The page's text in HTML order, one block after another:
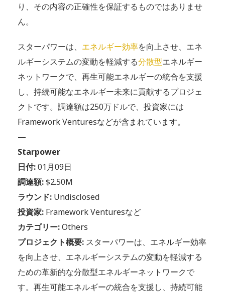
り、その内容の正確性を保証するものではありませ
ん。
スターパワーは、 エネルギー効率を向上させ、エネ
ルギーシステムの変動を軽減する分散型エネルギー
ネットワークで、再生可能エネルギーの統合を支援
し、持続可能なエネルギー未来に貢献するプロジェ
クトです。調達額は250万ドルで、投資家には
Framework Venturesなどが含まれています。
—
Starpower
日付:01月09日
調達額:$2.50M
ラウンド: Undisclosed
投資家: Framework Venturesなど
カテゴリー:Others
プロジェクト概要: スターパワーは、エネルギー効率
を向上させ、エネルギーシステムの変動を軽減する
ための革新的な分散型エネルギーネットワークで
す。再生可能エネルギーの統合を支援し、持続可能